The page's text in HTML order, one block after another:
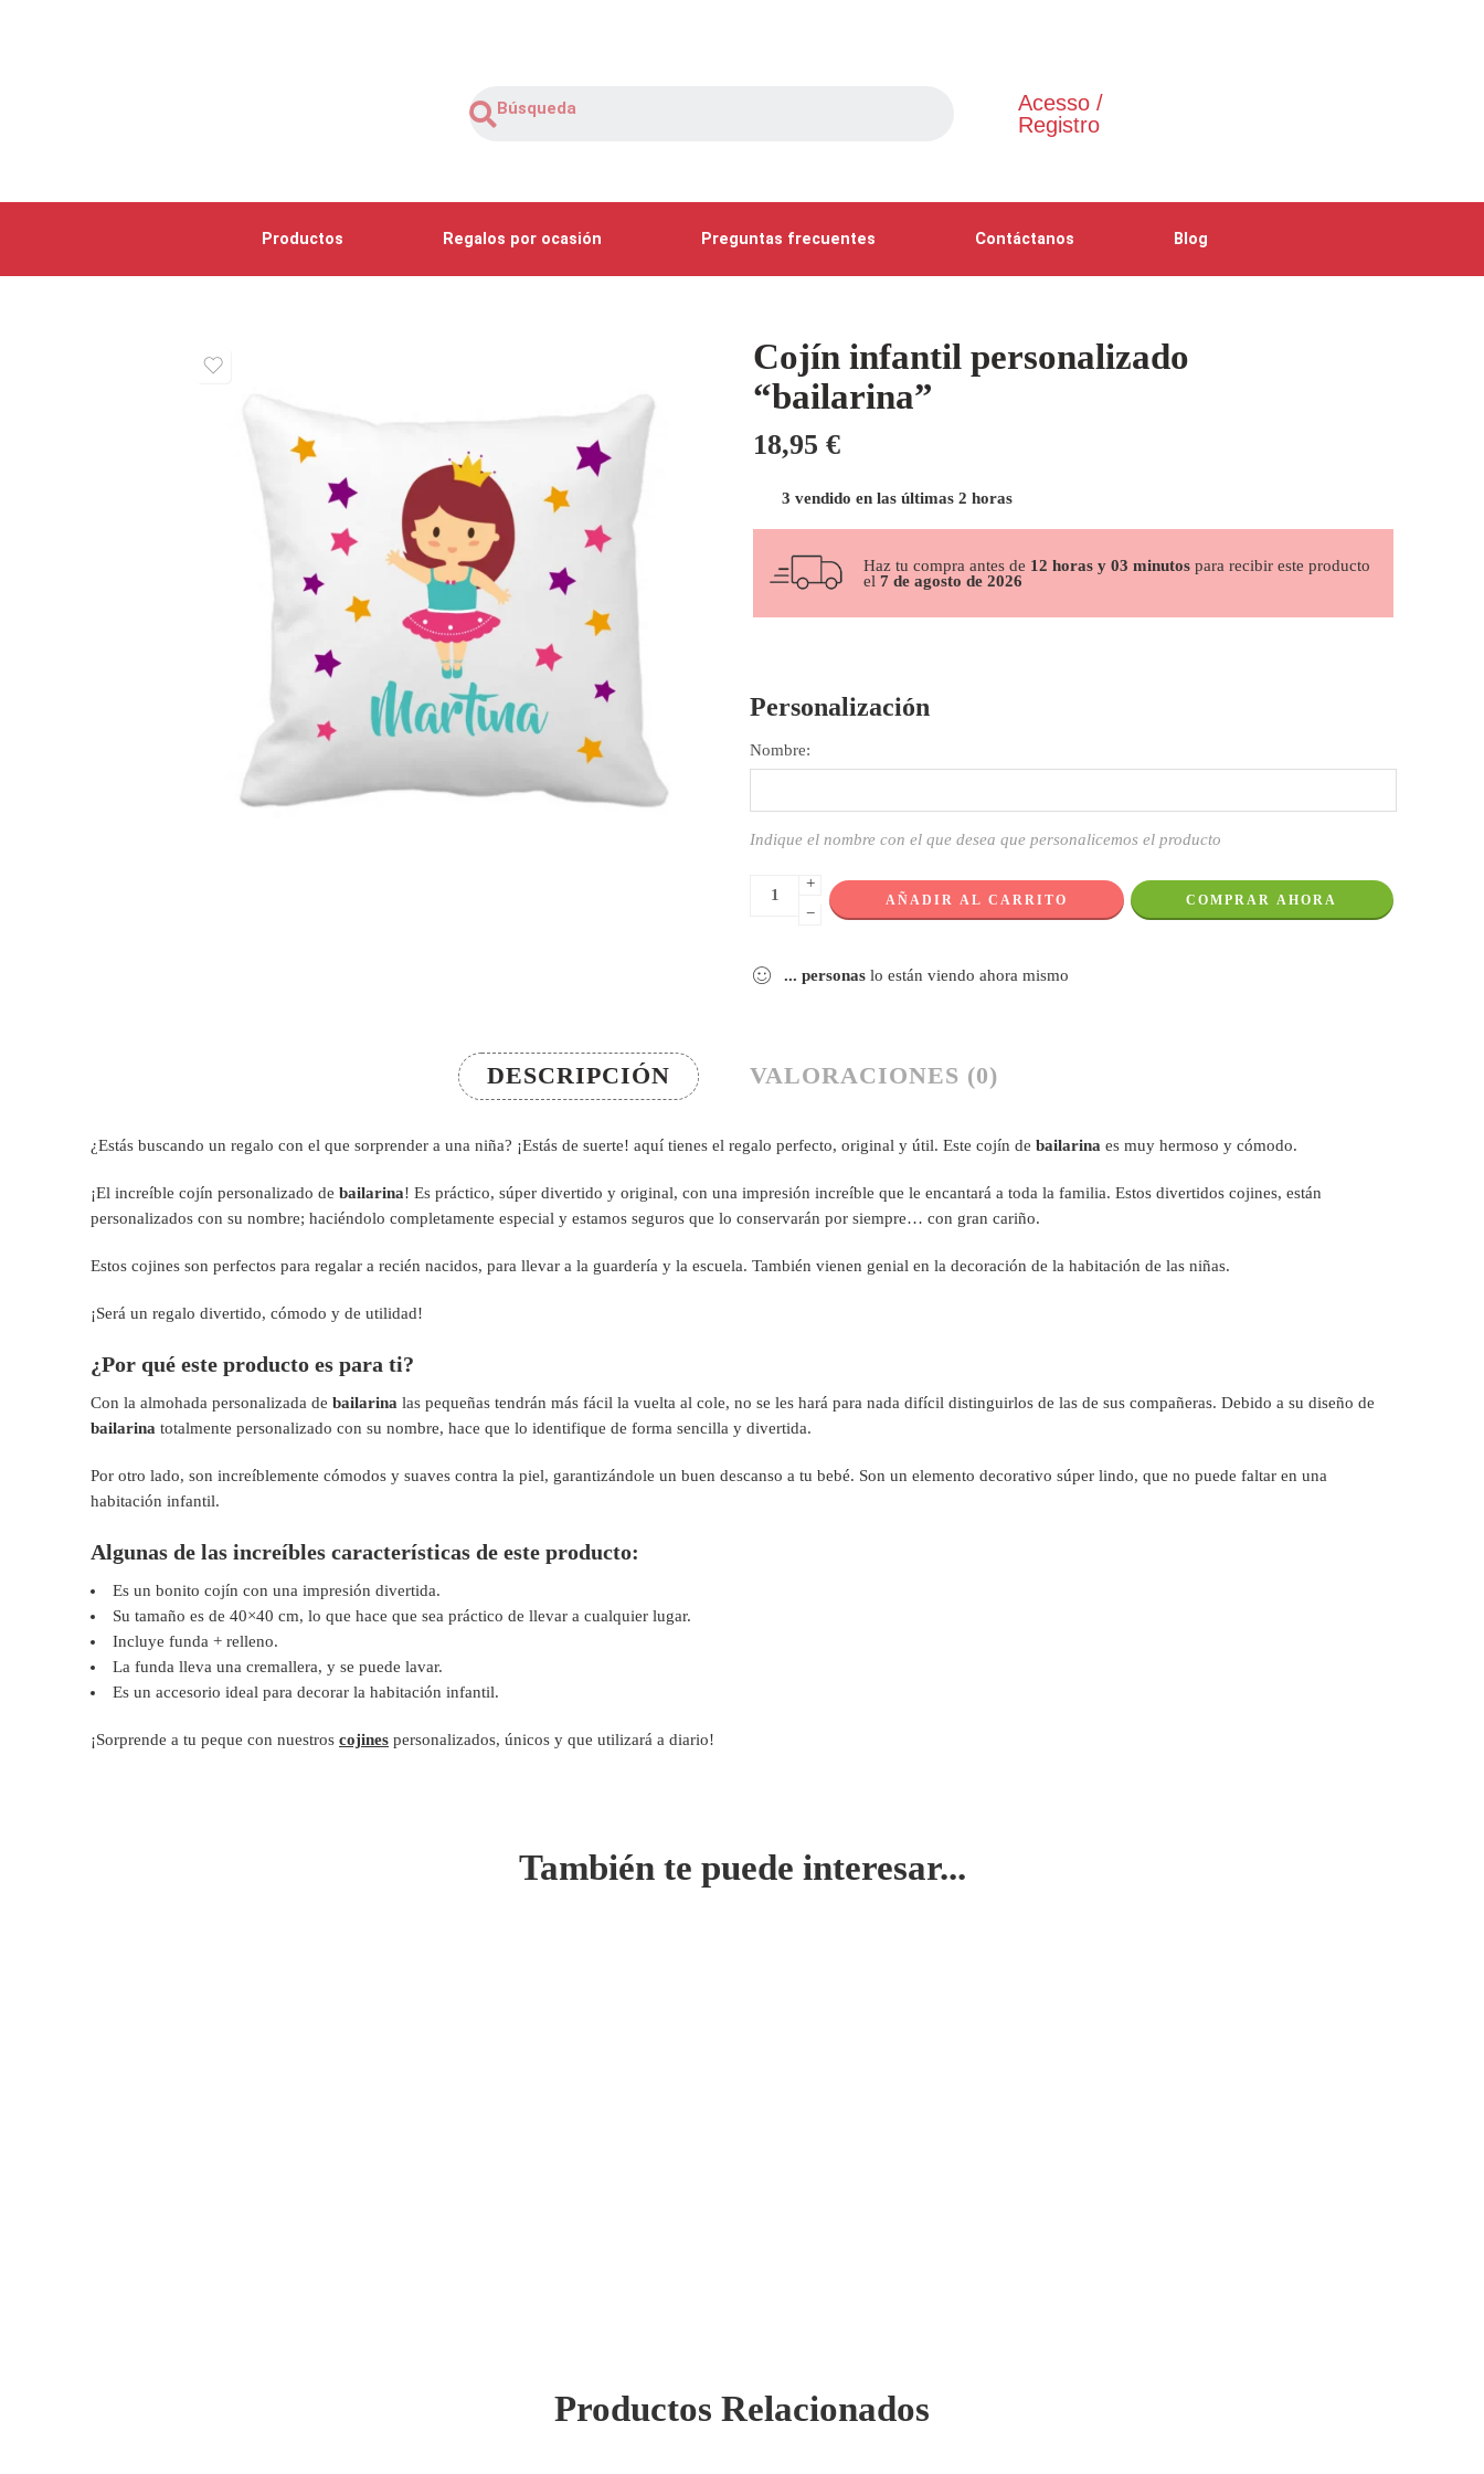
Acesso /
Registro
Productos Regalos por ocasión Preguntas frecuentes Contáctanos Blog
Cojín infantil personalizado
“bailarina”
18,95 €
3 vendido en las últimas 2 horas
Haz tu compra antes de 12 horas y 03 minutos para recibir este producto
el 7 de agosto de 2026
Personalización
Nombre:
Indique el nombre con el que desea que personalicemos el producto
+
−
AÑADIR AL CARRITO COMPRAR AHORA
... personas lo están viendo ahora mismo
DESCRIPCIÓN VALORACIONES (0)
¿Estás buscando un regalo con el que sorprender a una niña? ¡Estás de suerte! aquí tienes el regalo perfecto, original y útil. Este cojín de bailarina es muy hermoso y cómodo.
¡El increíble cojín personalizado de bailarina! Es práctico, súper divertido y original, con una impresión increíble que le encantará a toda la familia. Estos divertidos cojines, están
personalizados con su nombre; haciéndolo completamente especial y estamos seguros que lo conservarán por siempre… con gran cariño.
Estos cojines son perfectos para regalar a recién nacidos, para llevar a la guardería y la escuela. También vienen genial en la decoración de la habitación de las niñas.
¡Será un regalo divertido, cómodo y de utilidad!
¿Por qué este producto es para ti?
Con la almohada personalizada de bailarina las pequeñas tendrán más fácil la vuelta al cole, no se les hará para nada difícil distinguirlos de las de sus compañeras. Debido a su diseño de
bailarina totalmente personalizado con su nombre, hace que lo identifique de forma sencilla y divertida.
Por otro lado, son increíblemente cómodos y suaves contra la piel, garantizándole un buen descanso a tu bebé. Son un elemento decorativo súper lindo, que no puede faltar en una
habitación infantil.
Algunas de las increíbles características de este producto:
Es un bonito cojín con una impresión divertida.
Su tamaño es de 40×40 cm, lo que hace que sea práctico de llevar a cualquier lugar.
Incluye funda + relleno.
La funda lleva una cremallera, y se puede lavar.
Es un accesorio ideal para decorar la habitación infantil.
¡Sorprende a tu peque con nuestros cojines personalizados, únicos y que utilizará a diario!
También te puede interesar...
Productos Relacionados